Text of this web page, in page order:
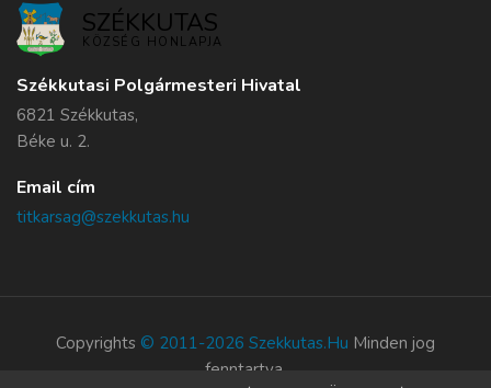
SZÉKKUTAS
KÖZSÉG HONLAPJA
Székkutasi Polgármesteri Hivatal
6821 Székkutas,
Béke u. 2.
Email cím
titkarsag@szekkutas.hu
Copyrights © 2011-2026 Szekkutas.hu Minden jog
fenntartva.